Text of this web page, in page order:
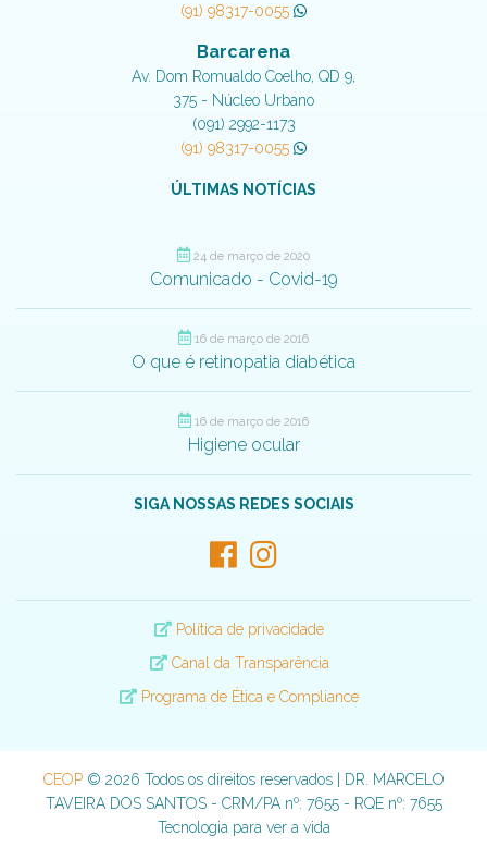
(91) 98317-0055
Barcarena
Av. Dom Romualdo Coelho, QD 9,
375 - Núcleo Urbano
(091) 2992-1173
(91) 98317-0055
ÚLTIMAS NOTÍCIAS
24 de março de 2020
Comunicado - Covid-19
16 de março de 2016
O que é retinopatia diabética
16 de março de 2016
Higiene ocular
SIGA NOSSAS REDES SOCIAIS
Política de privacidade
Canal da Transparência
Programa de Ética e Compliance
CEOP© 2026 Todos os direitos reservados | DR. MARCELO
TAVEIRA DOS SANTOS - CRM/PA nº: 7655 - RQE nº: 7655
Tecnologia para ver a vida